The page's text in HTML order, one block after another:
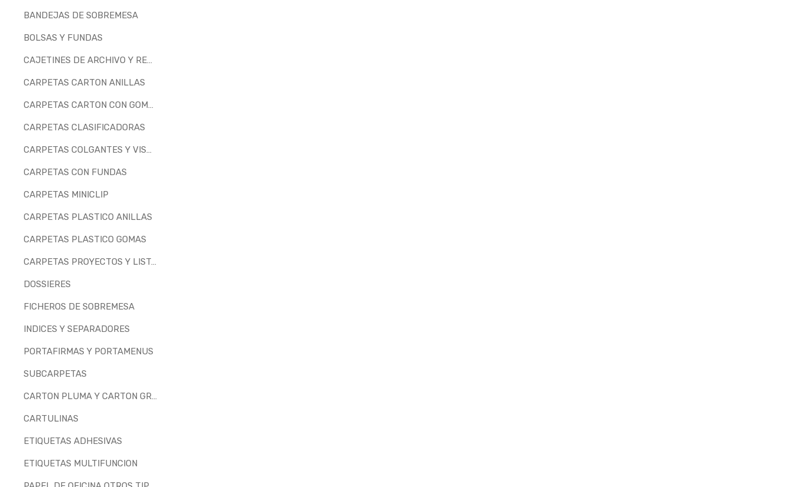
BANDEJAS DE SOBREMESA
BOLSAS Y FUNDAS
CAJETINES DE ARCHIVO Y REVISTEROS
CARPETAS CARTON ANILLAS
CARPETAS CARTON CON GOMAS
CARPETAS CLASIFICADORAS
CARPETAS COLGANTES Y VISORES
CARPETAS CON FUNDAS
CARPETAS MINICLIP
CARPETAS PLASTICO ANILLAS
CARPETAS PLASTICO GOMAS
CARPETAS PROYECTOS Y LISTADOS
DOSSIERES
FICHEROS DE SOBREMESA
INDICES Y SEPARADORES
PORTAFIRMAS Y PORTAMENUS
SUBCARPETAS
CARTON PLUMA Y CARTON GRIS
CARTULINAS
ETIQUETAS ADHESIVAS
ETIQUETAS MULTIFUNCION